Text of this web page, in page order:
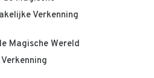
Verkenning
Magische Wereld